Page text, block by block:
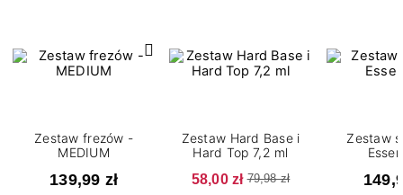
Zestaw frezów -
MEDIUM
139,99 zł
Zestaw Hard Base i
Hard Top 7,2 ml
58,00 zł 79,98 zł
Zestaw